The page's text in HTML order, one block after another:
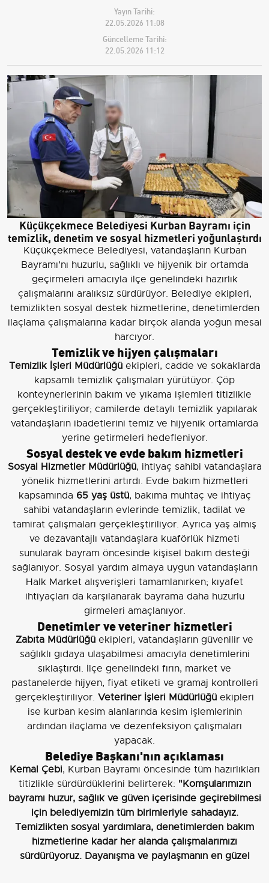
Yayın Tarihi:
22.05.2026 11:08
Güncelleme Tarihi:
22.05.2026 11:12
Küçükçekmece Belediyesi Kurban Bayramı için
temizlik, denetim ve sosyal hizmetleri yoğunlaştırdı
Küçükçekmece Belediyesi, vatandaşların Kurban
Bayramı’nı huzurlu, sağlıklı ve hijyenik bir ortamda
geçirmeleri amacıyla ilçe genelindeki hazırlık
çalışmalarını aralıksız sürdürüyor. Belediye ekipleri,
temizlikten sosyal destek hizmetlerine, denetimlerden
ilaçlama çalışmalarına kadar birçok alanda yoğun mesai
harcıyor.
Temizlik ve hijyen çalışmaları
Temizlik İşleri Müdürlüğüekipleri, cadde ve sokaklarda
kapsamlı temizlik çalışmaları yürütüyor. Çöp
konteynerlerinin bakım ve yıkama işlemleri titizlikle
gerçekleştiriliyor; camilerde detaylı temizlik yapılarak
vatandaşların ibadetlerini temiz ve hijyenik ortamlarda
yerine getirmeleri hedefleniyor.
Sosyal destek ve evde bakım hizmetleri
Sosyal Hizmetler Müdürlüğü, ihtiyaç sahibi vatandaşlara
yönelik hizmetlerini artırdı. Evde bakım hizmetleri
kapsamında 65 yaş üstü, bakıma muhtaç ve ihtiyaç
sahibi vatandaşların evlerinde temizlik, tadilat ve
tamirat çalışmaları gerçekleştiriliyor. Ayrıca yaş almış
ve dezavantajlı vatandaşlara kuaförlük hizmeti
sunularak bayram öncesinde kişisel bakım desteği
sağlanıyor. Sosyal yardım almaya uygun vatandaşların
Halk Market alışverişleri tamamlanırken; kıyafet
ihtiyaçları da karşılanarak bayrama daha huzurlu
girmeleri amaçlanıyor.
Denetimler ve veteriner hizmetleri
Zabıta Müdürlüğü ekipleri, vatandaşların güvenilir ve
sağlıklı gıdaya ulaşabilmesi amacıyla denetimlerini
sıklaştırdı. İlçe genelindeki fırın, market ve
pastanelerde hijyen, fiyat etiketi ve gramaj kontrolleri
gerçekleştiriliyor. Veteriner İşleri Müdürlüğü ekipleri
ise kurban kesim alanlarında kesim işlemlerinin
ardından ilaçlama ve dezenfeksiyon çalışmaları
yapacak.
Belediye Başkanı'nın açıklaması
Kemal Çebi, Kurban Bayramı öncesinde tüm hazırlıkları
titizlikle sürdürdüklerini belirterek: "Komşularımızın
bayramı huzur, sağlık ve güven içerisinde geçirebilmesi
için belediyemizin tüm birimleriyle sahadayız.
Temizlikten sosyal yardımlara, denetimlerden bakım
hizmetlerine kadar her alanda çalışmalarımızı
sürdürüyoruz. Dayanışma ve paylaşmanın en güzel